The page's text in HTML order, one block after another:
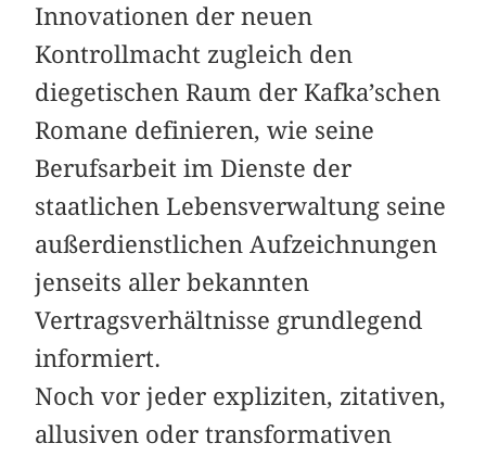
Innovationen der neuen
Kontrollmacht zugleich den
diegetischen Raum der Kafka’schen
Romane definieren, wie seine
Berufsarbeit im Dienste der
staatlichen Lebensverwaltung seine
außerdienstlichen Aufzeichnungen
jenseits aller bekannten
Vertragsverhältnisse grundlegend
informiert.
Noch vor jeder expliziten, zitativen,
allusiven oder transformativen